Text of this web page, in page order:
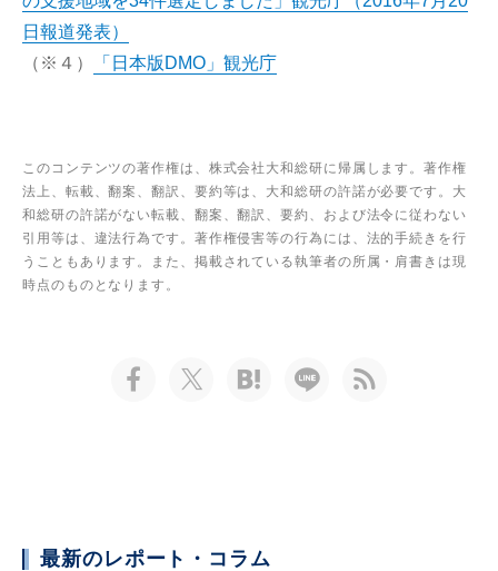
日報道発表）
（※４）
「日本版DMO」観光庁
このコンテンツの著作権は、株式会社大和総研に帰属します。著作権
法上、転載、翻案、翻訳、要約等は、大和総研の許諾が必要です。大
和総研の許諾がない転載、翻案、翻訳、要約、および法令に従わない
引用等は、違法行為です。著作権侵害等の行為には、法的手続きを行
うこともあります。また、掲載されている執筆者の所属・肩書きは現
時点のものとなります。
最新のレポート・コラム